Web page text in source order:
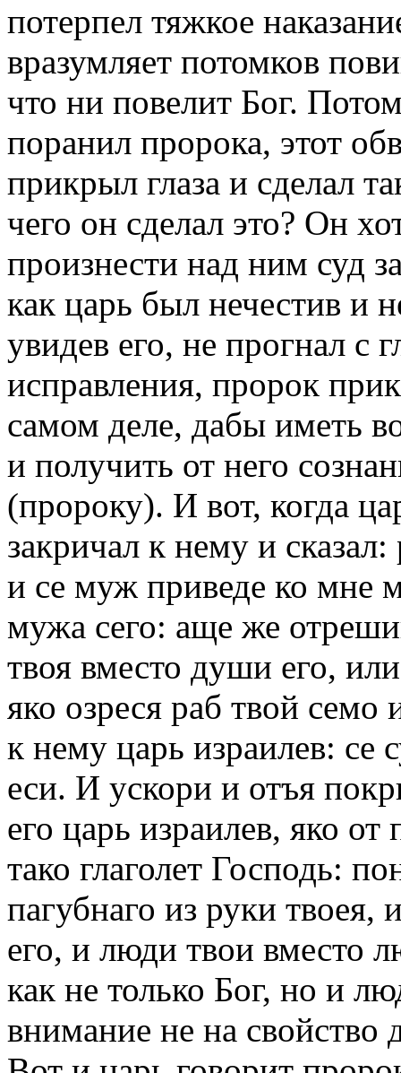
потерпел тяжкое
вразумляет потомков
что ни повелит Бог.
поранил пророка, этот
прикрыл глаза и сделал
чего он сделал это? Он
произнести над ним суд
как царь был нечестив и
увидев его, не прогнал с
исправления, пророк
самом деле, дабы иметь
и получить от него
(пророку). И вот, когда
закричал к нему и
и се муж приведе ко мне
мужа сего: аще же
твоя вместо души его,
яко озреся раб твой семо
к нему царь израилев: се
еси. И ускори и отъя
его царь израилев, яко
тако глаголет Господь:
пагубнаго из руки
его, и люди твои вместо
как не только Бог, но и
внимание не на